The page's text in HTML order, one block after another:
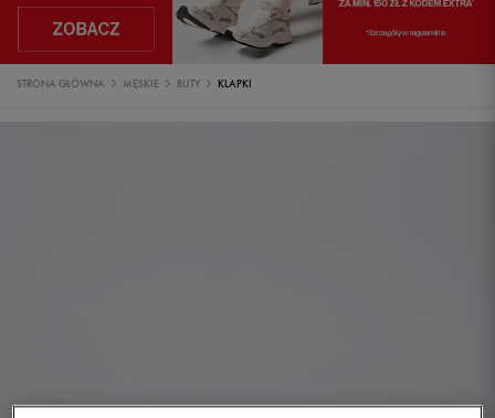
STRONA GŁÓWNA MĘSKIE BUTY KLAPKI